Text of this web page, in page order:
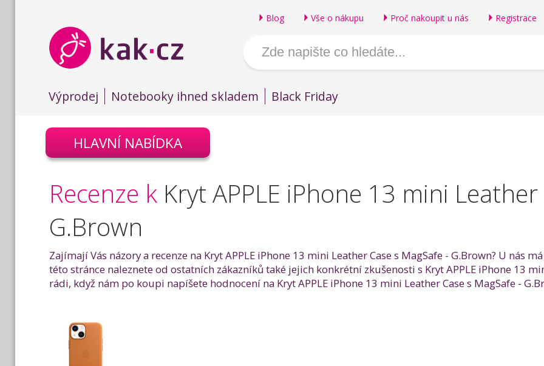
Blog Vše o nákupu Proč nakoupit u nás Registrace
Výprodej Notebooky ihned skladem Black Friday
HLAVNÍ NABÍDKA
Recenze k Kryt APPLE iPhone 13 mini
G.Brown
Zajímají Vás názory a recenze na Kryt APPLE iPhone 13 mini Leather Case s MagSafe - G.Brown? U nás
této stránce naleznete od ostatních zákazníků také jejich konkrétní zkušenosti s Kryt APPLE iPhone 13
rádi, když nám po koupi napíšete hodnocení na Kryt APPLE iPhone 13 mini Leather Case s MagSafe -